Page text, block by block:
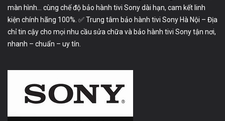
màn hình… cùng chế độ bảo hành tivi Sony dài hạn, cam kết linh
kiện chính hãng 100%. ✅ Trung tâm bảo hành tivi Sony Hà Nội – Địa
chỉ tin cậy cho mọi nhu cầu sửa chữa và bảo hành tivi Sony tận nơi,
nhanh – chuẩn – uy tín.